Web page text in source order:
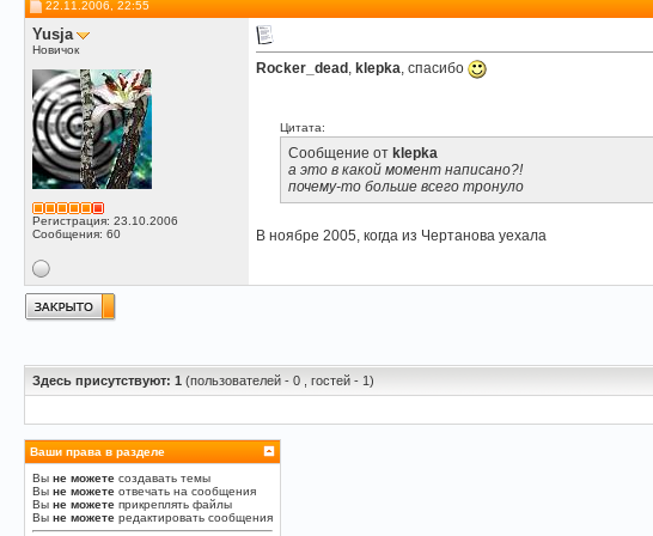
22.11.2006, 22:55
Yusja
Новичок
Регистрация: 23.10.2006
Сообщения: 60
Rocker_dead , klepka, спасибо
Цитата:
Сообщение от klepka
а это в какой момент написано?!
почему-то больше всего тронуло
В ноябре 2005, когда из Чертанова уехала
Здесь присутствуют: 1 (пользователей - 0 , гостей - 1)
Ваши права в разделе
Вы не можете создавать темы
Вы не можете отвечать на сообщения
Вы не можете прикреплять файлы
Вы не можете редактировать сообщения